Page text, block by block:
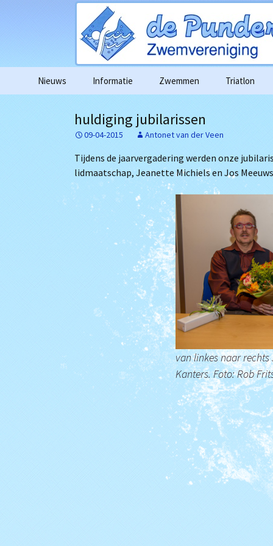
Nieuws Informatie
Algemene informatie
Contributie
Gedragscode
Vertrouwenscontactpersoon
Algemene verordening
gegevensbescherming
Het bestuur
Lidmaatschap
Trainingstijden
De zwembaden
Bij Willem
Zwemmen Triatlon
Foto’s in
Filmpjes
1km
Alle
Archief
huldiging jubilarissen
09-04-2015 Antonet van der Veen
Tijdens de jaarvergadering werden onze
lidmaatschap, Jeanette Michiels en Jos
van linkes naar rechts
Kanters. Foto: Rob